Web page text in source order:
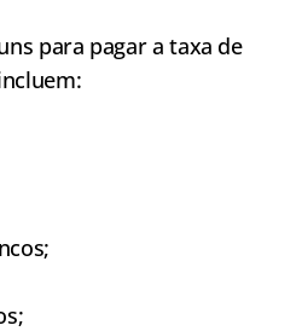
para pagar a taxa de